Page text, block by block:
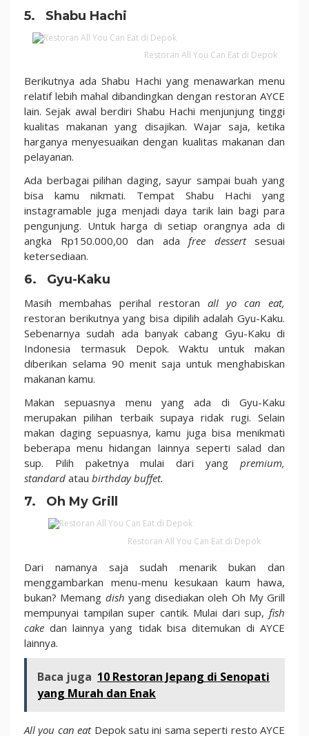
5. Shabu Hachi
Restoran All You Can Eat di Depok
Berikutnya ada Shabu Hachi yang menawarkan menu
relatif lebih mahal dibandingkan dengan restoran AYCE
lain. Sejak awal berdiri Shabu Hachi menjunjung tinggi
kualitas makanan yang disajikan. Wajar saja, ketika
harganya menyesuaikan dengan kualitas makanan dan
pelayanan.
Ada berbagai pilihan daging, sayur sampai buah yang
bisa kamu nikmati. Tempat Shabu Hachi yang
instagramable juga menjadi daya tarik lain bagi para
pengunjung. Untuk harga di setiap orangnya ada di
angka Rp150.000,00 dan ada free dessert sesuai
ketersediaan.
6. Gyu-Kaku
Masih membahas perihal restoran all yo can eat,
restoran berikutnya yang bisa dipilih adalah Gyu-Kaku.
Sebenarnya sudah ada banyak cabang Gyu-Kaku di
Indonesia termasuk Depok. Waktu untuk makan
diberikan selama 90 menit saja untuk menghabiskan
makanan kamu.
Makan sepuasnya menu yang ada di Gyu-Kaku
merupakan pilihan terbaik supaya ridak rugi. Selain
makan daging sepuasnya, kamu juga bisa menikmati
beberapa menu hidangan lainnya seperti salad dan
sup. Pilih paketnya mulai dari yang premium,
standard atau birthday buffet.
7. Oh My Grill
Restoran All You Can Eat di Depok
Dari namanya saja sudah menarik bukan dan
menggambarkan menu-menu kesukaan kaum hawa,
bukan? Memang dish yang disediakan oleh Oh My Grill
mempunyai tampilan super cantik. Mulai dari sup, fish
cakedan lainnya yang tidak bisa ditemukan di AYCE
lainnya.
Baca juga 10 Restoran Jepang di Senopati
yang Murah dan Enak
All you can eat Depok satu ini sama seperti resto AYCE